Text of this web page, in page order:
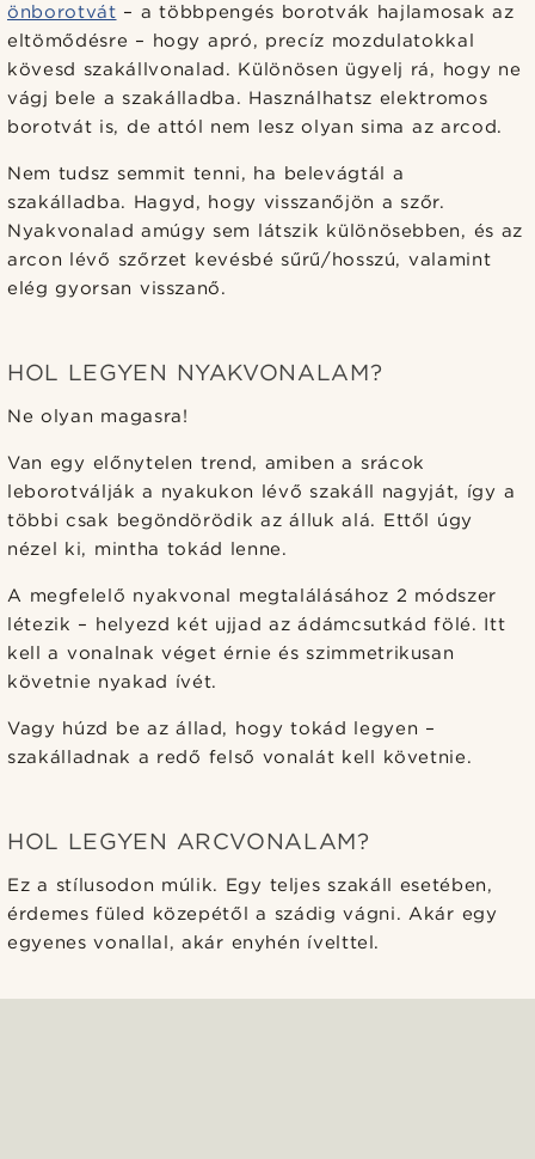
önborotvát – a többpengés borotvák hajlamosak az
eltömődésre – hogy apró, precíz mozdulatokkal
kövesd szakállvonalad. Különösen ügyelj rá, hogy ne
vágj bele a szakálladba. Használhatsz elektromos
borotvát is, de attól nem lesz olyan sima az arcod.
Nem tudsz semmit tenni, ha belevágtál a
szakálladba. Hagyd, hogy visszanőjön a szőr.
Nyakvonalad amúgy sem látszik különösebben, és az
arcon lévő szőrzet kevésbé sűrű/hosszú, valamint
elég gyorsan visszanő.
HOL LEGYEN NYAKVONALAM?
Ne olyan magasra!
Van egy előnytelen trend, amiben a srácok
leborotválják a nyakukon lévő szakáll nagyját, így a
többi csak begöndörödik az álluk alá. Ettől úgy
nézel ki, mintha tokád lenne.
A megfelelő nyakvonal megtalálásához 2 módszer
létezik – helyezd két ujjad az ádámcsutkád fölé. Itt
kell a vonalnak véget érnie és szimmetrikusan
követnie nyakad ívét.
Vagy húzd be az állad, hogy tokád legyen –
szakálladnak a redő felső vonalát kell követnie.
HOL LEGYEN ARCVONALAM?
Ez a stílusodon múlik. Egy teljes szakáll esetében,
érdemes füled közepétől a szádig vágni. Akár egy
egyenes vonallal, akár enyhén ívelttel.